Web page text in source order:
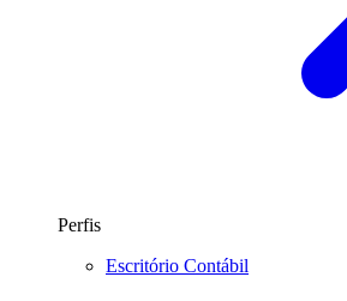
Perfis
Escritório Contábil